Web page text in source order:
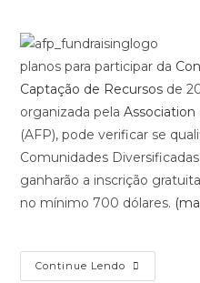
planos para participar da
Captação de Recursos de
organizada pelaAssociation
(AFP), pode verificar se
Comunidades
ganharão a inscrição
no mínimo 700 dólares.
Continue Lendo